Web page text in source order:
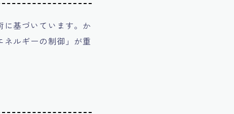
基づいています。か
ルギーの制御」が重